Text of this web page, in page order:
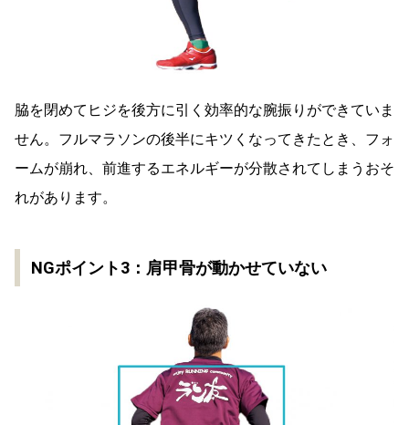
脇を閉めてヒジを後方に引く効率的な腕振りができていま
せん。フルマラソンの後半にキツくなってきたとき、フォ
ームが崩れ、前進するエネルギーが分散されてしまうおそ
れがあります。
NGポイント3：肩甲骨が動かせていない